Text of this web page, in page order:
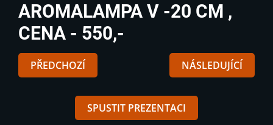
AROMALAMPA V -20 CM ,
CENA - 550,-
PŘEDCHOZÍ NÁSLEDUJÍCÍ
SPUSTIT PREZENTACI